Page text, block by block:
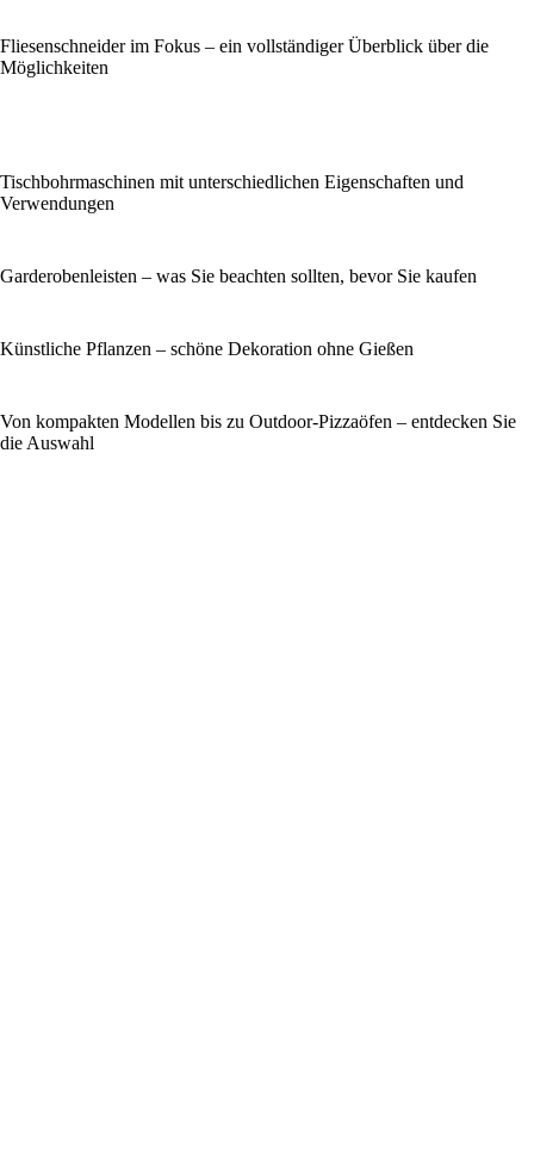
Fliesenschneider im Fokus – ein vollständiger Überblick über die
Möglichkeiten
Tischbohrmaschinen mit unterschiedlichen Eigenschaften und
Verwendungen
Garderobenleisten – was Sie beachten sollten, bevor Sie kaufen
Künstliche Pflanzen – schöne Dekoration ohne Gießen
Von kompakten Modellen bis zu Outdoor-Pizzaöfen – entdecken Sie
die Auswahl